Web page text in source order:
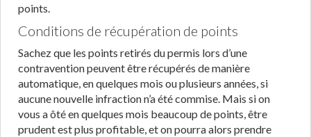
points.
Conditions de récupération de points
Sachez que les points retirés du permis lors d’une
contravention peuvent être récupérés de manière
automatique, en quelques mois ou plusieurs années, si
aucune nouvelle infraction n’a été commise. Mais si on
vous a ôté en quelques mois beaucoup de points, être
prudent est plus profitable, et on pourra alors prendre